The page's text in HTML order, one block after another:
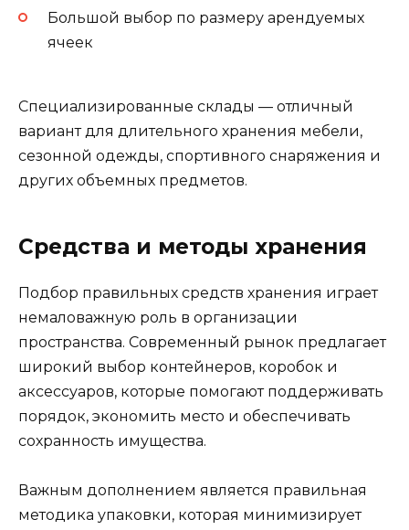
Большой выбор по размеру арендуемых
ячеек
Специализированные склады — отличный
вариант для длительного хранения мебели,
сезонной одежды, спортивного снаряжения и
других объемных предметов.
Средства и методы хранения
Подбор правильных средств хранения играет
немаловажную роль в организации
пространства. Современный рынок предлагает
широкий выбор контейнеров, коробок и
аксессуаров, которые помогают поддерживать
порядок, экономить место и обеспечивать
сохранность имущества.
Важным дополнением является правильная
методика упаковки, которая минимизирует